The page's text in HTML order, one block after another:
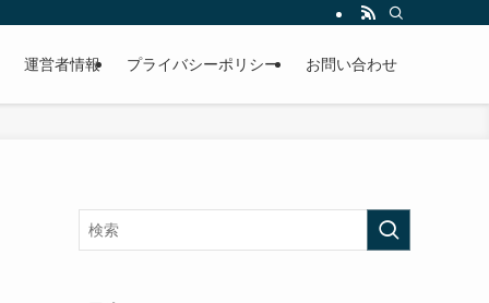
運営者情報 プライバシーポリシー お問い合わせ